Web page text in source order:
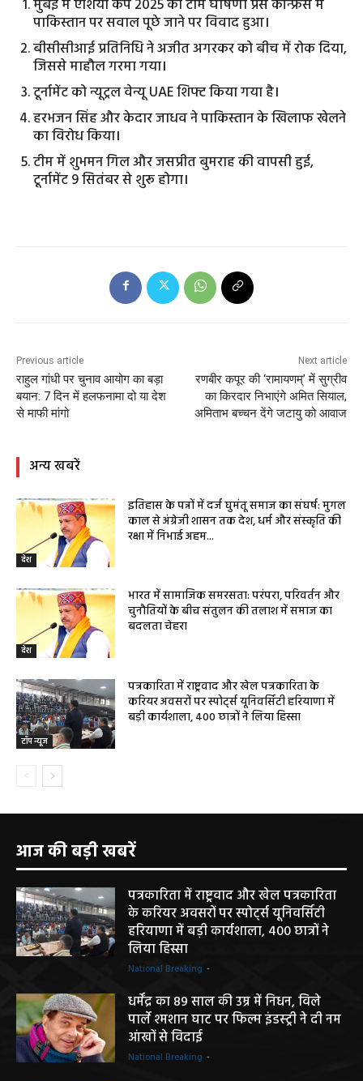
मुंबई में एशिया कप 2025 की टीम घोषणा प्रेस कॉन्फ्रेंस में
पाकिस्तान पर सवाल पूछे जाने पर विवाद हुआ।
बीसीसीआई प्रतिनिधि ने अजीत अगरकर को बीच में रोक दिया,
जिससे माहौल गरमा गया।
टूर्नामेंट को न्यूट्रल वेन्यू UAE शिफ्ट किया गया है।
हरभजन सिंह और केदार जाधव ने पाकिस्तान के खिलाफ खेलने
का विरोध किया।
टीम में शुभमन गिल और जसप्रीत बुमराह की वापसी हुई,
टूर्नामेंट 9 सितंबर से शुरू होगा।
Previous article
राहुल गांधी पर चुनाव आयोग का बड़ा
बयान: 7 दिन में हलफनामा दो या देश
से माफी मांगो
Next article
रणबीर कपूर की ‘रामायणम्’ में सुग्रीव
का किरदार निभाएंगे अमित सियाल,
अमिताभ बच्चन देंगे जटायु को आवाज
अन्य खबरें
देश
इतिहास के पन्नों में दर्ज घुमंतू समाज का संघर्ष: मुगल
काल से अंग्रेजी शासन तक देश, धर्म और संस्कृति की
रक्षा में निभाई अहम...
देश
भारत में सामाजिक समरसता: परंपरा, परिवर्तन और
चुनौतियों के बीच संतुलन की तलाश में समाज का
बदलता चेहरा
टॉप न्यूज
पत्रकारिता में राष्ट्रवाद और खेल पत्रकारिता के
करियर अवसरों पर स्पोर्ट्स यूनिवर्सिटी हरियाणा में
बड़ी कार्यशाला, 400 छात्रों ने लिया हिस्सा
आज की बड़ी खबरें
पत्रकारिता में राष्ट्रवाद और खेल पत्रकारिता
के करियर अवसरों पर स्पोर्ट्स यूनिवर्सिटी
हरियाणा में बड़ी कार्यशाला, 400 छात्रों ने
लिया हिस्सा
National Breaking -
धर्मेंद्र का 89 साल की उम्र में निधन, विले
पार्ले श्मशान घाट पर फिल्म इंडस्ट्री ने दी नम
आंखों से विदाई
National Breaking -